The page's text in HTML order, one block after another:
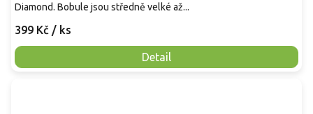
399 Kč / ks
Detail
Diamond. Bobule jsou středně velké až...